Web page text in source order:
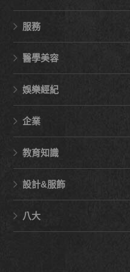
服務
醫學美容
娛樂經紀
企業
教育知識
設計&服飾
八大